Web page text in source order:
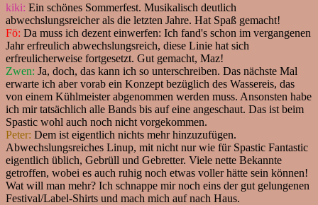
kiki: Ein schönes Sommerfest. Musikalisch deutlich
abwechslungsreicher als die letzten Jahre. Hat Spaß gemacht!
Fö: Da muss ich dezent einwerfen: Ich fand's schon im vergangenen
Jahr erfreulich abwechslungsreich, diese Linie hat sich
erfreulicherweise fortgesetzt. Gut gemacht, Maz!
Zwen: Ja, doch, das kann ich so unterschreiben. Das nächste Mal
erwarte ich aber vorab ein Konzept bezüglich des Wassereis, das
von einem Kühlmeister abgenommen werden muss. Ansonsten habe
ich mir tatsächlich alle Bands bis auf eine angeschaut. Das ist beim
Spastic wohl auch noch nicht vorgekommen.
Peter: Dem ist eigentlich nichts mehr hinzuzufügen.
Abwechslungsreiches Linup, mit nicht nur wie für Spastic Fantastic
eigentlich üblich, Gebrüll und Gebretter. Viele nette Bekannte
getroffen, wobei es auch ruhig noch etwas voller hätte sein können!
Wat will man mehr? Ich schnappe mir noch eins der gut gelungenen
Festival/Label-Shirts und mach mich auf nach Haus.